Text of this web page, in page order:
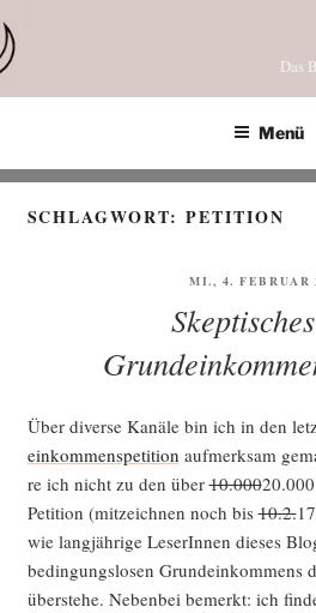
Inhalt
springen
Das
Menü
SCHLAGWORT:PETITION
MI., 4. FEBRUAR
Über diver­se Kanä­le bin ich in den
ein­kom­mens­pe­ti­ti­on auf­merk­sam
re ich nicht zu den über10.000
Peti­ti­on (mit­zeich­nen noch bis10.2.
wie lang­jäh­ri­ge Lese­rIn­nen die­ses
bedin­gungs­lo­sen Grund­ein­kom­mens
über­ste­he. Neben­bei bemerkt: ich